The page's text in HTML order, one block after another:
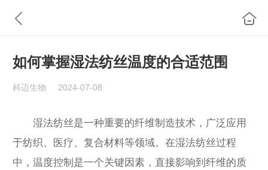
如何掌握湿法纺丝温度的合适范围
科迈生物 2024-07-08
湿法纺丝是一种重要的纤维制造技术，广泛应用
于纺织、医疗、复合材料等领域。在湿法纺丝过程
中，温度控制是一个关键因素，直接影响到纤维的质